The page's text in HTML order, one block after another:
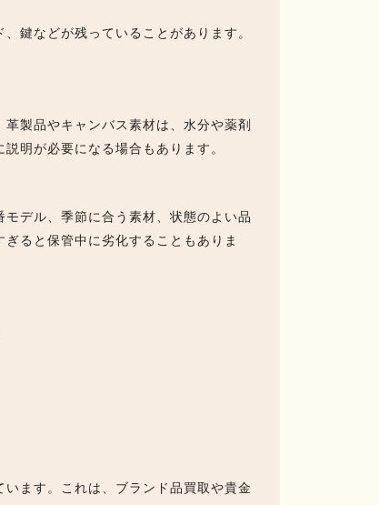
鍵などが残っていることがあります。
製品やキャンバス素材は、水分や薬剤
明が必要になる場合もあります。
デル、季節に合う素材、状態のよい品
ると保管中に劣化することもありま
ます。これは、ブランド品買取や貴金